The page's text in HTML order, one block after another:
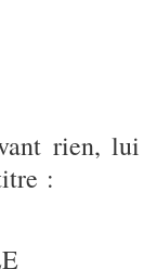
rien, lui
: